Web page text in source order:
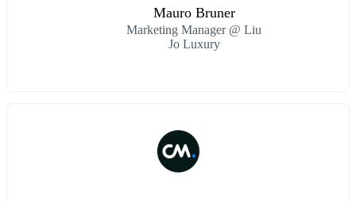
Mauro Bruner
Marketing Manager @ Liu
Jo Luxury